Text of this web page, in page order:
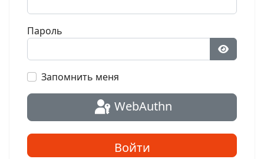
Пароль
Запомнить меня
WebAuthn
Войти